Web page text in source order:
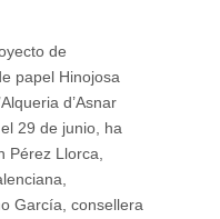
de
papel Hinojosa
d’Asnar
29 de junio, ha
Pérez Llorca,
García, consellera